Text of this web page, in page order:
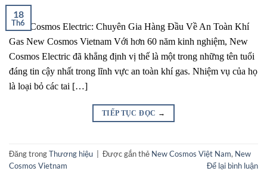
18
Th6
New Cosmos Electric: Chuyên Gia Hàng Đầu Về An Toàn Khí
Gas New Cosmos Vietnam Với hơn 60 năm kinh nghiệm, New
Cosmos Electric đã khẳng định vị thế là một trong những tên tuổi
đáng tin cậy nhất trong lĩnh vực an toàn khí gas. Nhiệm vụ của họ
là loại bỏ các tai […]
TIẾP TỤC ĐỌC →
Đăng trongThương hiệu Được gắn thẻ New Cosmos Việt Nam, New
Cosmos Vietnam
Để lại bình luận